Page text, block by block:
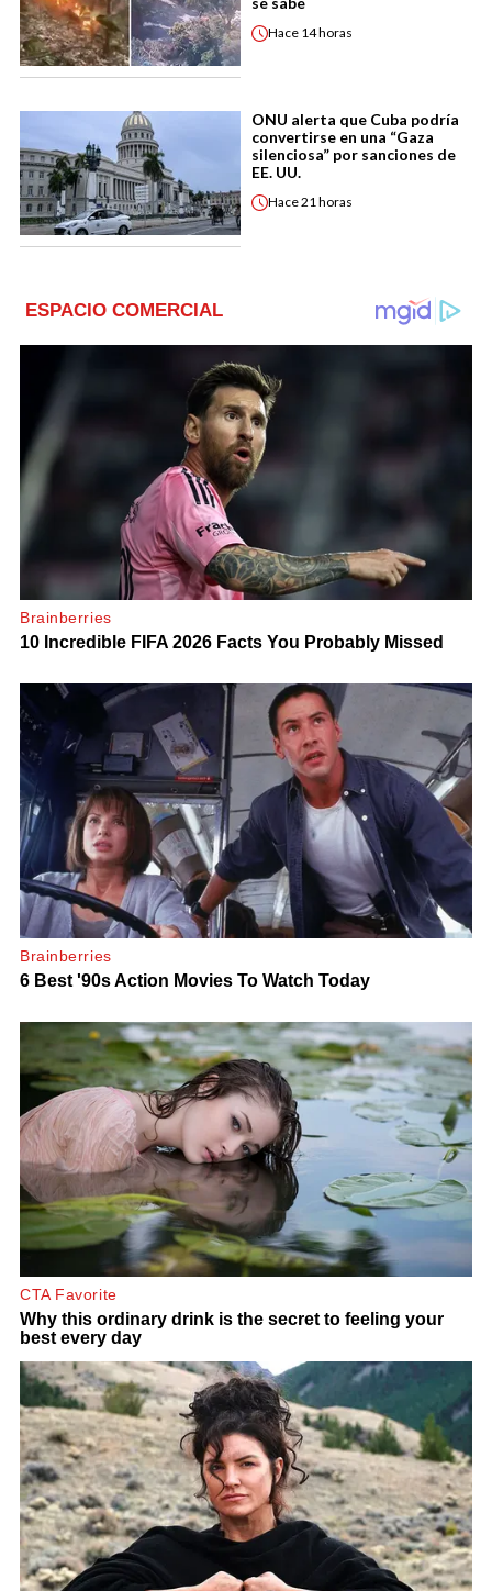
Hace 14 horas
ONU alerta que Cuba podría
convertirse en una “Gaza
silenciosa” por sanciones de
EE. UU.
Hace21 horas